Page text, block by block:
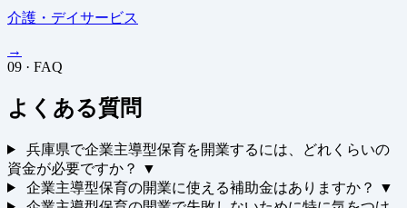
介護・デイサービス
→
09 · FAQ
よくある質問
兵庫県で企業主導型保育を開業するには、どれくらいの
資金が必要ですか？
▼
企業主導型保育の開業に使える補助金はありますか？
▼